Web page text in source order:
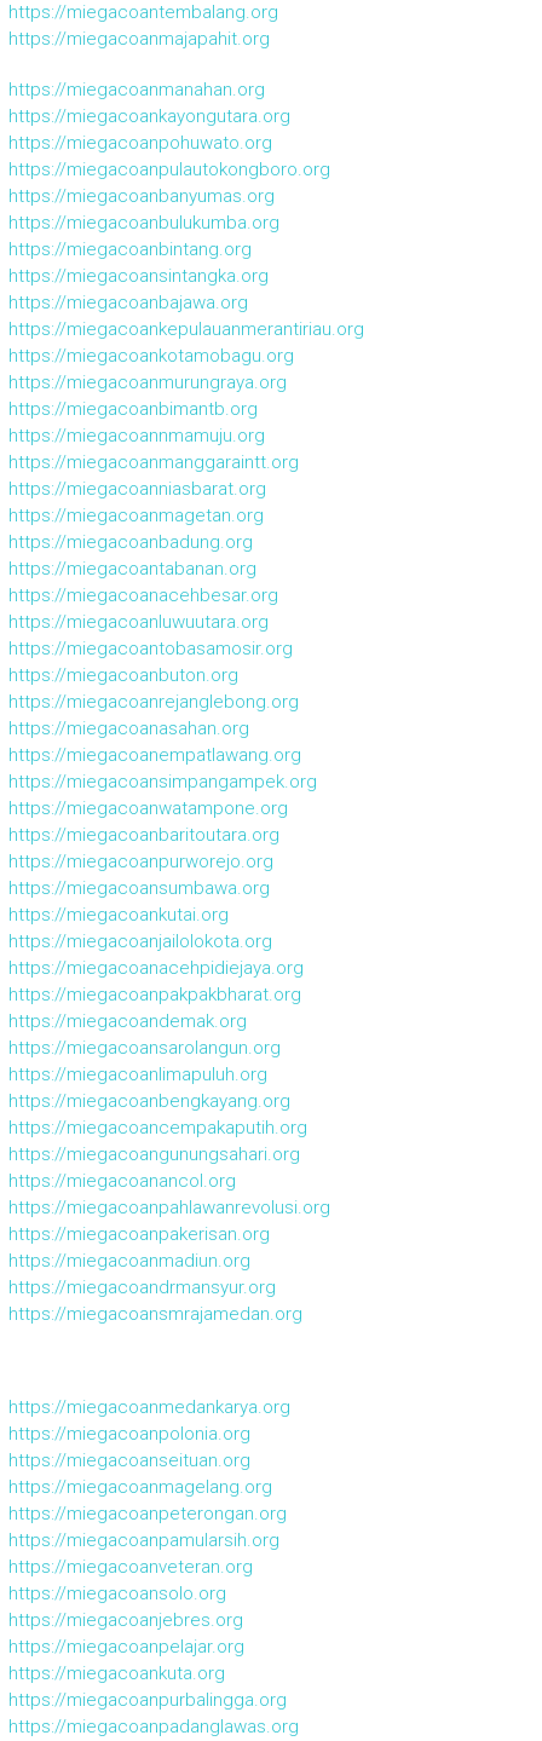
https://miegacoantembalang.org
https://miegacoanmajapahit.org
https://miegacoanmanahan.org
https://miegacoankayongutara.org
https://miegacoanpohuwato.org
https://miegacoanpulautokongboro.org
https://miegacoanbanyumas.org
https://miegacoanbulukumba.org
https://miegacoanbintang.org
https://miegacoansintangka.org
https://miegacoanbajawa.org
https://miegacoankepulauanmerantiriau.org
https://miegacoankotamobagu.org
https://miegacoanmurungraya.org
https://miegacoanbimantb.org
https://miegacoannmamuju.org
https://miegacoanmanggaraintt.org
https://miegacoanniasbarat.org
https://miegacoanmagetan.org
https://miegacoanbadung.org
https://miegacoantabanan.org
https://miegacoanacehbesar.org
https://miegacoanluwuutara.org
https://miegacoantobasamosir.org
https://miegacoanbuton.org
https://miegacoanrejanglebong.org
https://miegacoanasahan.org
https://miegacoanempatlawang.org
https://miegacoansimpangampek.org
https://miegacoanwatampone.org
https://miegacoanbaritoutara.org
https://miegacoanpurworejo.org
https://miegacoansumbawa.org
https://miegacoankutai.org
https://miegacoanjailolokota.org
https://miegacoanacehpidiejaya.org
https://miegacoanpakpakbharat.org
https://miegacoandemak.org
https://miegacoansarolangun.org
https://miegacoanlimapuluh.org
https://miegacoanbengkayang.org
https://miegacoancempakaputih.org
https://miegacoangunungsahari.org
https://miegacoanancol.org
https://miegacoanpahlawanrevolusi.org
https://miegacoanpakerisan.org
https://miegacoanmadiun.org
https://miegacoandrmansyur.org
https://miegacoansmrajamedan.org
https://miegacoanmedankarya.org
https://miegacoanpolonia.org
https://miegacoanseituan.org
https://miegacoanmagelang.org
https://miegacoanpeterongan.org
https://miegacoanpamularsih.org
https://miegacoanveteran.org
https://miegacoansolo.org
https://miegacoanjebres.org
https://miegacoanpelajar.org
https://miegacoankuta.org
https://miegacoanpurbalingga.org
https://miegacoanpadanglawas.org